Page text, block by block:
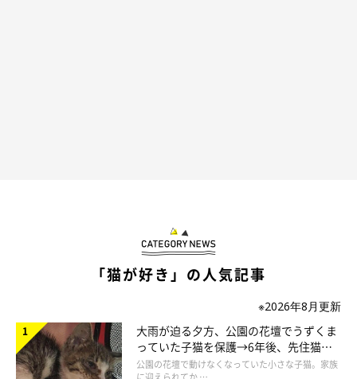
「猫が好き」の人気記事
※2026年8月更新
大雨が迫る夕方、公園の花壇でうずくま
っていた子猫を保護→6年後、先住猫
と“姉妹”のような関係に
公園の花壇で動けなくなっていた小さな子猫。家族